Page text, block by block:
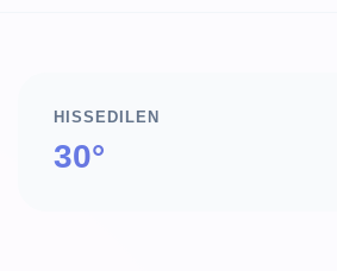
HISSEDILEN
30°